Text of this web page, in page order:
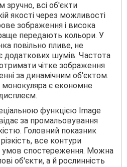
всі об'єкти
якості через можливості
зображення і висока
передають кольори. У
повільно пливе, не
додаткових шумів. Частота
чітке зображення
за динамічним об'єктом.
є економне
функцією Image
за промальовування
Головний показник
все контури
умов спостереження. Можна
об'єкти, а й рослинність